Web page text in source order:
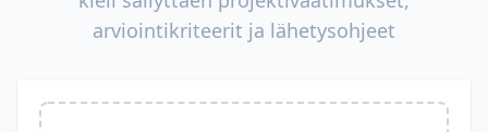
arviointikriteerit ja lähetysohjeet